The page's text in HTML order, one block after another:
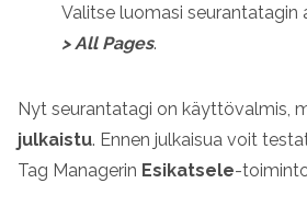
Valitse luomasi seurantatagin
>All Pages.
Nyt seurantatagi on käyttövalmis,
julkaistu. Ennen julkaisua voit
Tag Managerin Esikatsele-